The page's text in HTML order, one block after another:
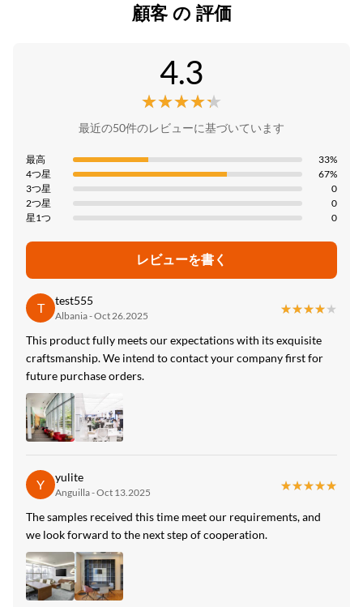
管理、商業、娯楽、家庭、屋内壁パネルの減少
Packing:
カートンで詰め込まれています
8mmの生地のタケの木炭ファイバー・ボード
5mmの生地のタケの木炭ファイバー・ボード
タケ木炭有機質繊維板OEM ODM
1220*2440*5mm/8mm
供給能力:
1日あたり6000メートル
顧客 の 評価
4.3
★★★★★
★★★★★
最近の50件のレビューに基づいています
最高
33%
4つ星
67%
3つ星
0
2つ星
0
星1つ
0
レビューを書く
T test555
Albania - Oct 26.2025
★★★★★
★★★★★
This product fully meets our expectations with its exquisite
craftsmanship. We intend to contact your company first for
future purchase orders.
Y yulite
Anguilla - Oct 13.2025
★★★★★
★★★★★
The samples received this time meet our requirements, and
we look forward to the next step of cooperation.